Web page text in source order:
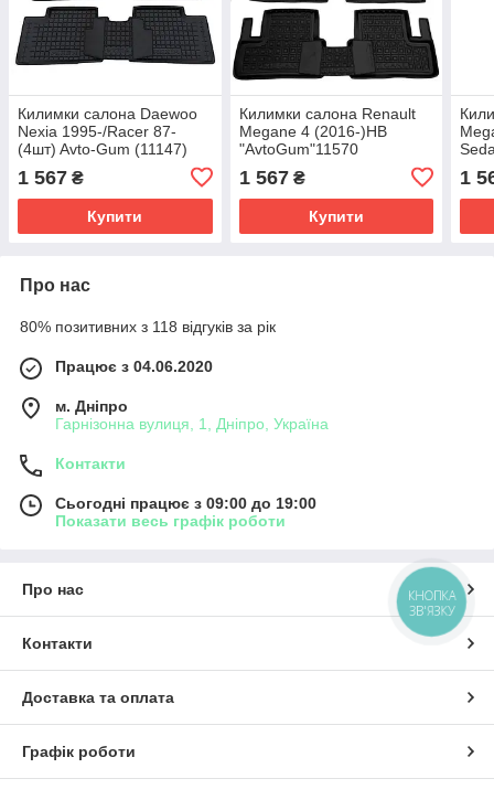
Килимки салона Daewoo
Nexia 1995-/Racer 87-
(4шт) Avto-Gum (11147)
1 567 ₴
Купити
Килимки салона Renault
Megane 4 (2016-)HB
"AvtoGum"11570
1 567₴
Купити
1
Про нас
80% позитивних з 118 відгуків за рік
Працює з 04.06.2020
м. Дніпро
Гарнізонна вулиця, 1, Дніпро, Україна
Контакти
Сьогодні працює з 09:00 до 19:00
Показати весь графік роботи
Про нас
Контакти
Доставка та оплата
Графік роботи
КНОПКА
ЗВ'ЯЗКУ